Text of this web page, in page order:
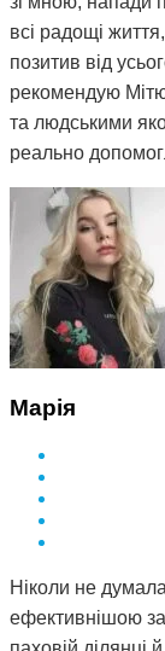
всі радощі
позитив від
рекомендую
та людськими
реально
Марія
Ніколи не
ефективнішою за